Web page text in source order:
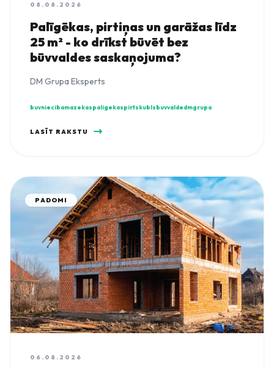
08.08.2026
Palīgēkas, pirtiņas un garāžas līdz
25 m² - ko drīkst būvēt bez
būvvaldes saskaņojuma?
DM Grupa Eksperts
buvniecibamazekaspaligekaspirtskublsbuvvaldedmgrupa
LASĪT RAKSTU
PADOMI
06.08.2026